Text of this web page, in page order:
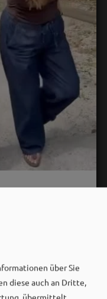
und hol dir deinen
Sommerabend,
über Sie
diese auch an Dritte,